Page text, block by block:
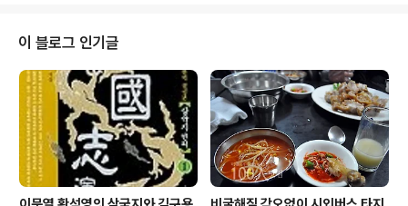
는 편이어서 이왕 사는 책이라면 제 블로그 광고링크를 통
하는 게 더욱 좋겠다는 생각도 했습니다. 그래서 7월 2일
곧바로 TTB2에 가입을 했고, 광고채널을 만들어 블로그
에 붙여넣었습니다. 광고타입은 '일반광고'를 선택했고, 노
출타입은 '직접 선택한 상품들 중 랜덤하게 노출'을 택했습
니다. 그리고 나서..
이 블로그 인기글